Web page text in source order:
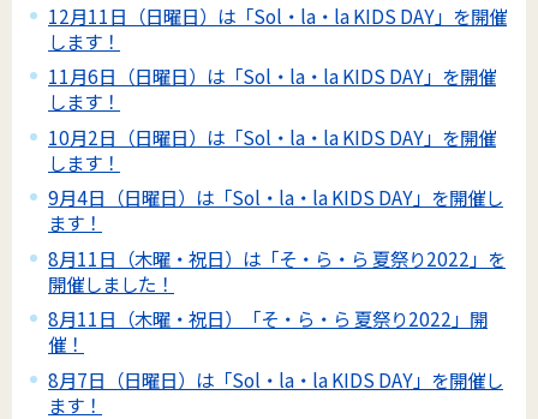
12月11日（日曜日）は「Sol・la・la KIDS DAY」を開催
します！
11月6日（日曜日）は「Sol・la・la KIDS DAY」を開催
します！
10月2日（日曜日）は「Sol・la・la KIDS DAY」を開催
します！
9月4日（日曜日）は「Sol・la・la KIDS DAY」を開催し
ます！
8月11日（木曜・祝日）は「そ・ら・ら 夏祭り2022」を
開催しました！
8月11日（木曜・祝日）「そ・ら・ら 夏祭り2022」開
催！
8月7日（日曜日）は「Sol・la・la KIDS DAY」を開催し
ます！